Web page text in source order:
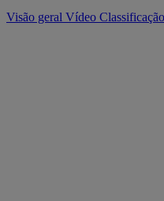
Visão geral Vídeo Classificação